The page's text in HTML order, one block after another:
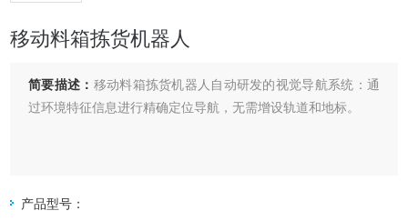
移动料箱拣货机器人
简要描述： 移动料箱拣货机器人自动研发的视觉导航系统：通
过环境特征信息进行精确定位导航，无需增设轨道和地标。
产品型号：